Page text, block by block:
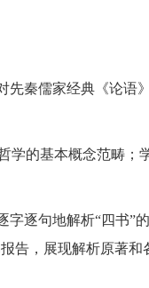
先秦儒家经典《论语
学的基本概念范畴；
逐句地解析“四书”
告，展现解析原著和